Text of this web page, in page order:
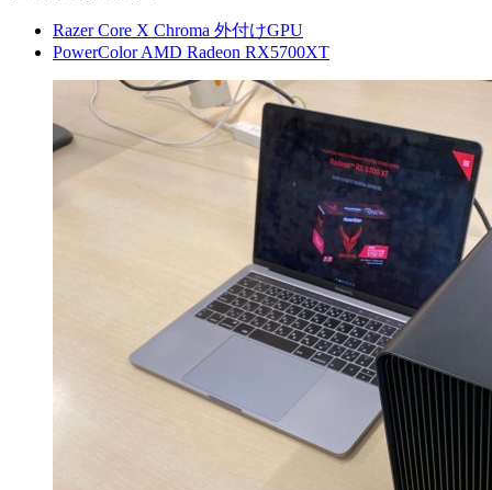
Razer Core X Chroma 外付けGPU
PowerColor AMD Radeon RX5700XT